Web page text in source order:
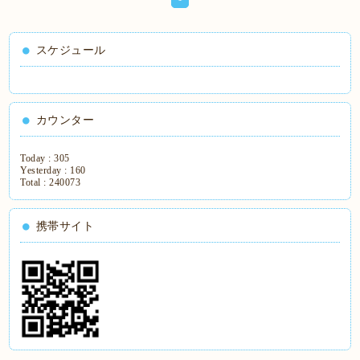
スケジュール
カウンター
Today :305
Yesterday : 160
Total :240073
携帯サイト